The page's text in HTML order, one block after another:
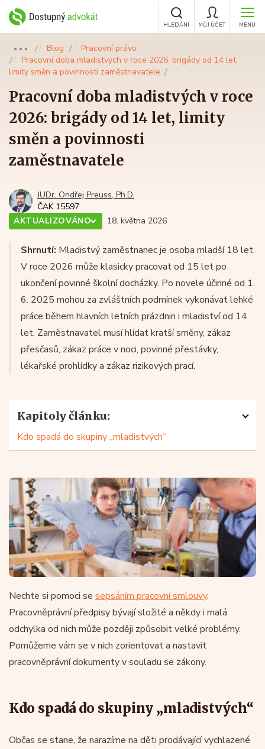
MENU
MŮJ ÚČET
HLEDÁNÍ
●●● Blog
Pracovní právo
Pracovní doba mladistvých v roce 2026: brigády od 14 let,
limity směn a povinnosti zaměstnavatele
Pracovní doba mladistvých v roce
2026: brigády od 14 let, limity
směn a povinnosti
zaměstnavatele
JUDr. Ondřej Preuss, Ph.D.
ČAK 15597
AKTUALIZOVÁNO
18. května 2026
Shrnutí: Mladistvý zaměstnanec je osoba mladší 18 let.
V roce 2026 může klasicky pracovat od 15 let po
ukončení povinné školní docházky. Po novele účinné od 1.
6. 2025 mohou za zvláštních podmínek vykonávat lehké
práce během hlavních letních prázdnin i mladiství od 14
let. Zaměstnavatel musí hlídat kratší směny, zákaz
přesčasů, zákaz práce v noci, povinné přestávky,
lékařské prohlídky a zákaz rizikových prací.
Kapitoly článku:
Kdo spadá do skupiny „mladistvých“
Nechte si pomoci se sepsáním pracovní smlouvy.
Pracovněprávní předpisy bývají složité a někdy i malá
odchylka od nich může později způsobit velké problémy.
Pomůžeme vám se v nich zorientovat a nastavit
pracovněprávní dokumenty v souladu se zákony.
Kdo spadá do skupiny „mladistvých“
Občas se stane, že narazíme na děti prodávající vychlazené